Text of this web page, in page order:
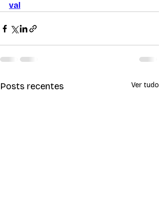
val
Posts recentes Ver tudo